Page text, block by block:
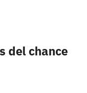
del chance